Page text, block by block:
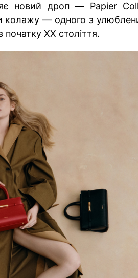
новий дроп — Papier
колажу — одного з
XX століття.